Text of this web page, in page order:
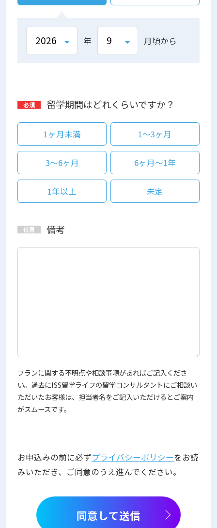
年 月頃から
留学期間はどれくらいですか？
1ヶ月未満 1～3ヶ月
3～6ヶ月 6ヶ月～1年
1年以上 未定
備考
プランに関する不明点や相談事項があればご記入くださ
い。過去にISS留学ライフの留学コンサルタントにご相談い
ただいたお客様は、担当者名をご記入いただけるとご案内
がスムースです。
お申込みの前に必ずプライバシーポリシーをお読
みいただき、ご同意のうえ進んでください。
同意して送信